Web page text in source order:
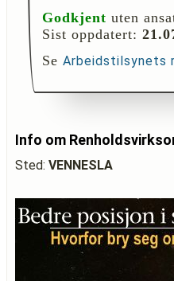
Godkjent uten
Sist oppdatert:
Se Arbeidstilsynets
Info om
Sted: VENNESLA